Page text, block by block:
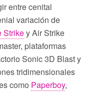
entre cenital
variación de
Strikey Air Strike
plataformas
Sonic 3D Blast y
tridimensionales
como Paperboy,